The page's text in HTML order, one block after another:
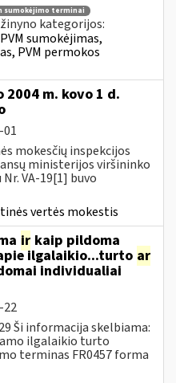
sumokėjimo terminai
kategorijos:
sumokėjimas,
PVM permokos
2004 m. kovo 1 d.
01
mokesčių inspekcijos
ministerijos viršininko
VA-19[1] buvo
vertės mokestis
ir kaip pildoma
ilgalaikio...turto ar
individualiai
22
Ši informacija skelbiama:
ilgalaikio turto
terminas FR0457 forma